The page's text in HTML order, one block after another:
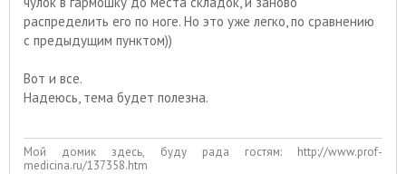
распределить его по ноге. Но это уже легко, по сравнению
с предыдущим пунктом))
Вот и все.
Надеюсь, тема будет полезна.
Мой домик здесь, буду рада гостям: http://www.prof-
medicina.ru/137358.htm